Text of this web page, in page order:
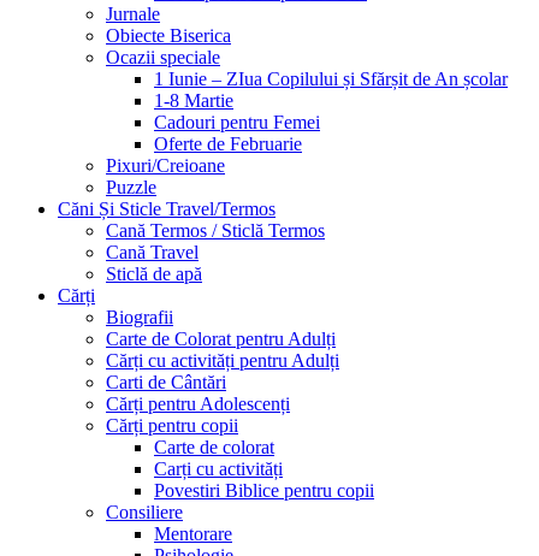
Jurnale
Obiecte Biserica
Ocazii speciale
1 Iunie – ZIua Copilului și Sfărșit de An școlar
1-8 Martie
Cadouri pentru Femei
Oferte de Februarie
Pixuri/Creioane
Puzzle
Căni Și Sticle Travel/Termos
Cană Termos / Sticlă Termos
Cană Travel
Sticlă de apă
Cărți
Biografii
Carte de Colorat pentru Adulți
Cărți cu activități pentru Adulți
Carti de Cântări
Cărți pentru Adolescenți
Cărți pentru copii
Carte de colorat
Carți cu activități
Povestiri Biblice pentru copii
Consiliere
Mentorare